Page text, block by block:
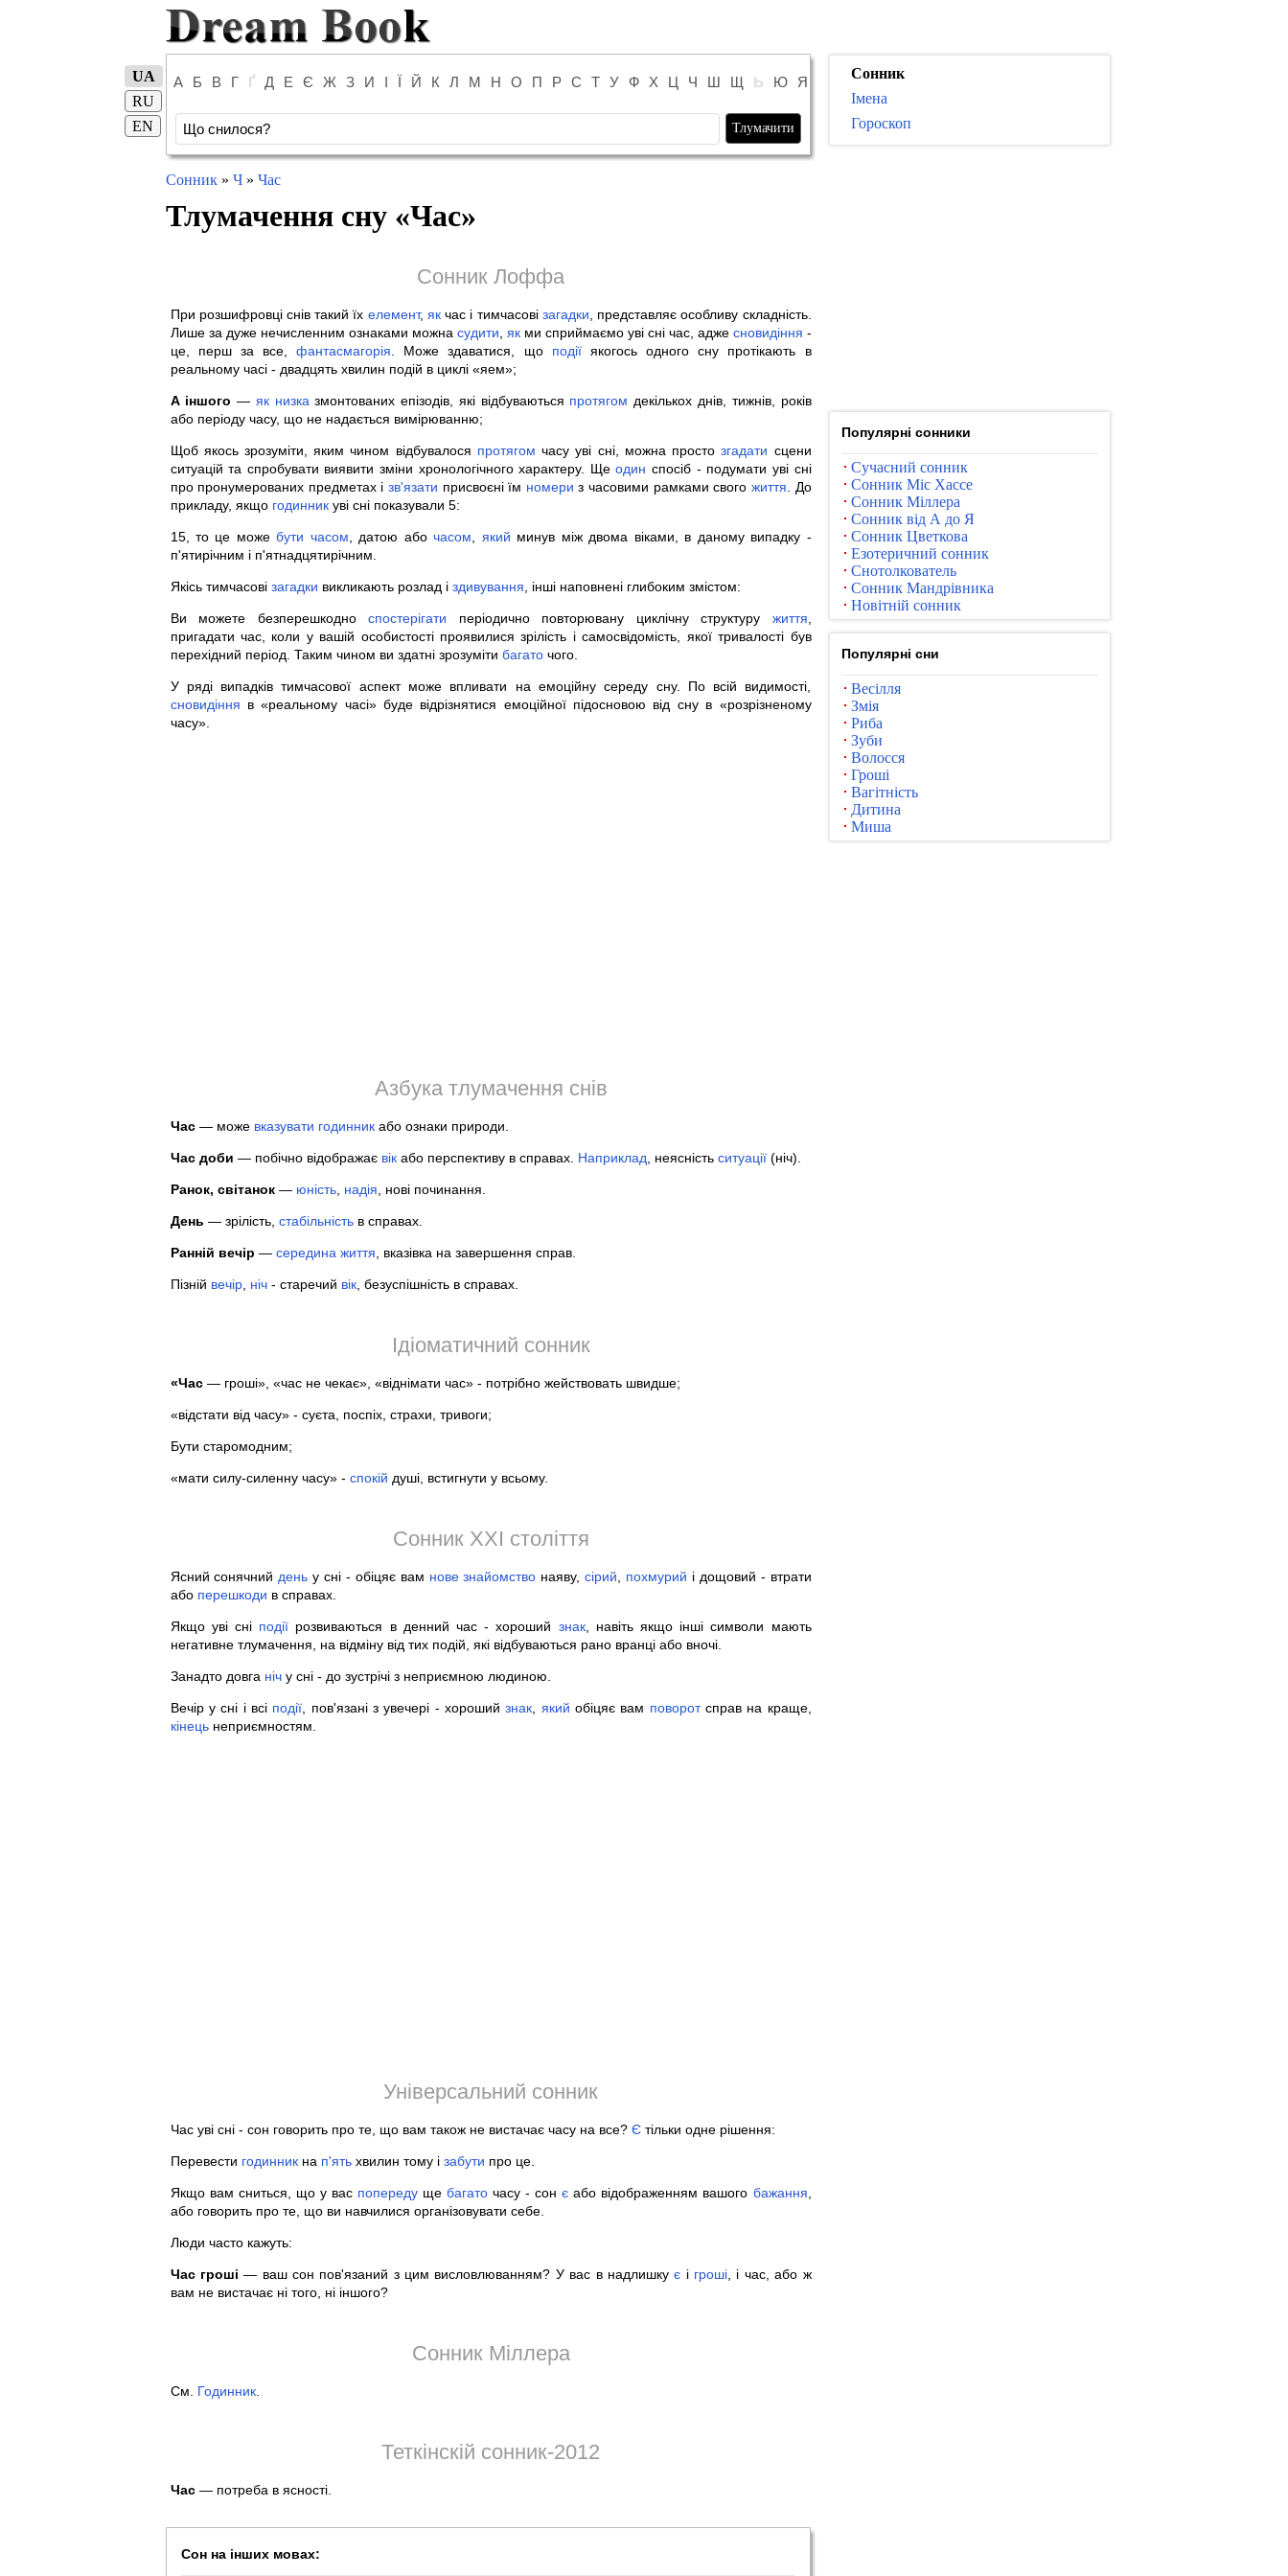
А Б В Г Ґ Д Е Є Ж З И І Ї Й К Л М Н О П Р С Т У Ф Х Ц Ч Ш Щ Ь Ю Я
UA
RU
EN
Сонник» Ч» Час
Тлумачення сну «Час»
Сонник Лоффа
При розшифровці снів такий їх елемент, якчас і тимчасові загадки , представляє особливу складність.
Лише за дуже нечисленним ознаками можна судити якми сприймаємо уві сні час, адже сновидіння -
це, перш за все,фантасмагорія . Може здаватися, що подіїякогось одного сну протікають в
реальному часі - двадцять хвилин подій в циклі «яем»;
А іншого — як низка змонтованих епізодів, які відбуваються протягом декількох днів, тижнів, років
або періоду часу, що не надається вимірюванню;
Щоб якось зрозуміти, яким чином відбувалося протягом часу уві сні, можна простозгадати сцени
ситуацій та спробувати виявити зміни хронологічного характеру. Щеодин спосіб - подумати уві сні
про пронумерованих предметах і зв'язати присвоєні їм номери з часовими рамками свого життя . До
прикладу, якщо годинникуві сні показували 5:
15, то це можебути часом , датою абочасом який минув між двома віками, в даному випадку -
п'ятирічним і п'ятнадцятирічним.
Якісь тимчасові загадки викликають розлад і здивування , інші наповнені глибоким змістом:
Ви можете безперешкодно спостерігати періодично повторювану циклічну структуру життя
пригадати час, коли у вашій особистості проявилися зрілість і самосвідомість, якої тривалості був
перехідний період. Таким чином ви здатні зрозуміти багаточого.
У ряді випадків тимчасової аспект може впливати на емоційну середу сну. По всій видимості,
сновидіння в «реальному часі» буде відрізнятися емоційної підосновою від сну в «розрізненому
часу».
Азбука тлумачення снів
Час— може вказувати годинникабо ознаки природи.
Час доби — побічно відображає вікабо перспективу в справах. Наприклад , неясність ситуації(ніч).
Ранок, світанок— юність, надія , нові починання.
День — зрілість, стабільністьв справах.
Ранній вечір — середина життя , вказівка на завершення справ.
Пізній вечір, ніч- старечий вік, безуспішність в справах.
Ідіоматичний сонник
«Час— гроші», «час не чекає», «віднімати час» - потрібно жействовать швидше;
«відстати від часу» - суєта, поспіх, страхи, тривоги;
Бути старомодним;
«мати силу-силенну часу» - спокій душі, встигнути у всьому.
Сонник XXI століття
Ясний сонячний день у сні - обіцяє вам нове знайомство наяву,сірий похмурий і дощовий - втрати
або перешкоди в справах.
Якщо уві сні події розвиваються в денний час - хороший знак, навіть якщо інші символи мають
негативне тлумачення, на відміну від тих подій, які відбуваються рано вранці або вночі.
Занадто довга нічу сні - до зустрічі з неприємною людиною.
Вечір у сні і всі події , пов'язані з увечері - хорошийзнак який обіцяє вам поворотсправ на краще,
кінецьнеприємностям.
Універсальний сонник
Час уві сні - сон говорить про те, що вам також не вистачає часу на все? Єтільки одне рішення:
Перевести годинникна п'ятьхвилин тому і забути про це.
Якщо вам сниться, що у вас попередуще багато часу - сонє або відображенням вашого бажання
або говорить про те, що ви навчилися організовувати себе.
Люди часто кажуть:
Час гроші — ваш сон пов'язаний з цим висловлюванням? У вас в надлишкує і гроші , і час, або ж
вам не вистачає ні того, ні іншого?
Сонник Міллера
См. Годинник.
Теткінскій сонник-2012
Час— потреба в ясності.
Сон на інших мовах:
Сонник
Імена
Гороскоп
Популярні сонники
Сучасний сонник
Сонник Міс Хассе
Сонник Міллера
Сонник від А до Я
Сонник Цветкова
Езотеричний сонник
Снотолкователь
Сонник Мандрівника
Новітній сонник
Популярні сни
Весілля
Змія
Риба
Зуби
Волосся
Гроші
Вагітність
Дитина
Миша